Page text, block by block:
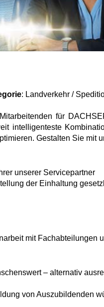
: Landverkehr /
für
intelligenteste
Gestalten Sie mit
unserer Servicepartner
der Einhaltung
mit Fachabteilungen
– alternativ
von Auszubildenden